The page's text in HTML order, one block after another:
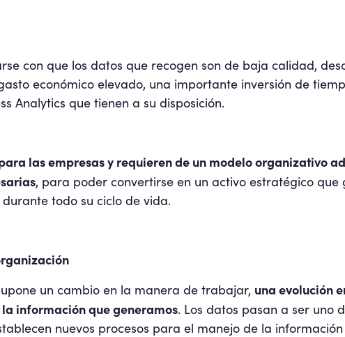
con que los datos que recogen son de baja calidad,
económico elevado, una importante inversión de
Analytics que tienen a su disposición.
las empresas y requieren de un modelo organizativo
, para poder convertirse en un activo estratégico que
todo su ciclo de vida.
un cambio en la manera de trabajar, una evolución
información que generamos. Los datos pasan a ser uno
nuevos procesos para el manejo de la información